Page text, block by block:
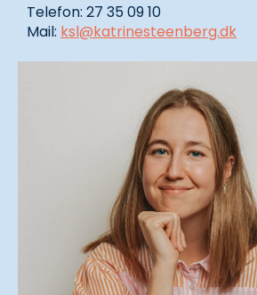
Telefon: 27 35 09 10
Mail: ksl@katrinesteenberg.dk